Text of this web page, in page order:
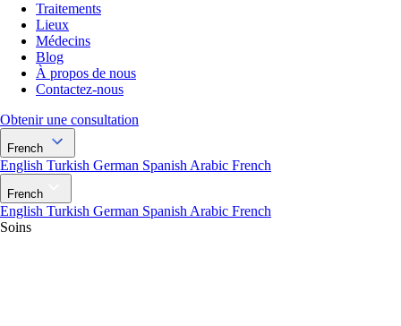
Traitements
Lieux
Médecins
Blog
À propos de nous
Contactez-nous
Obtenir une consultation
French
English Turkish German Spanish Arabic French
French
English Turkish German Spanish Arabic French
Soins